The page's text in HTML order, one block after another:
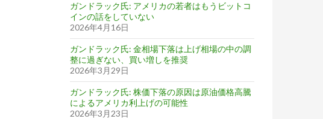
ガンドラック氏: アメリカの若者はもうビットコ
インの話をしていない
2026年4月16日
ガンドラック氏: 金相場下落は上げ相場の中の調
整に過ぎない、買い増しを推奨
2026年3月29日
ガンドラック氏: 株価下落の原因は原油価格高騰
によるアメリカ利上げの可能性
2026年3月23日